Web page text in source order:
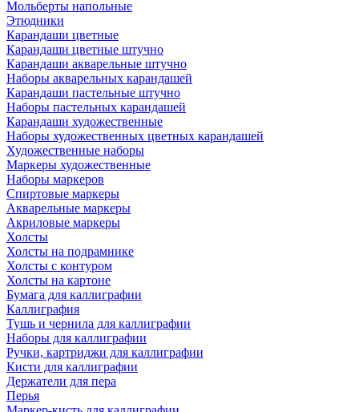
Мольберты напольные
Этюдники
Карандаши цветные
Карандаши цветные штучно
Карандаши акварельные штучно
Наборы акварельных карандашей
Карандаши пастельные штучно
Наборы пастельных карандашей
Карандаши художественные
Наборы художественных цветных карандашей
Художественные наборы
Маркеры художественные
Наборы маркеров
Спиртовые маркеры
Акварельные маркеры
Акриловые маркеры
Холсты
Холсты на подрамнике
Холсты с контуром
Холсты на картоне
Бумага для каллиграфии
Каллиграфия
Тушь и чернила для каллиграфии
Наборы для каллиграфии
Ручки, картриджи для каллиграфии
Кисти для каллиграфии
Держатели для пера
Перья